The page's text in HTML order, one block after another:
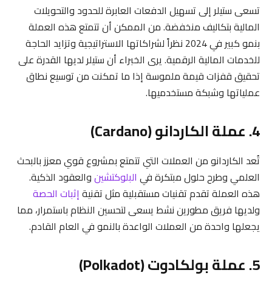
تسعى ستيلر إلى تسهيل الدفعات العابرة للحدود والتحويلات
المالية بتكاليف منخفضة. من الممكن أن تتمتع هذه العملة
بنمو كبير في 2024 نظراً لشراكاتها الاستراتيجية وتزايد الحاجة
للخدمات المالية الرقمية. يرى الخبراء أن ستيلر لديها القدرة على
تحقيق قفزات قيمة ملموسة إذا ما تمكنت من توسيع نطاق
عملياتها وشبكة مستخدميها.
4. عملة الكاردانو (Cardano)
تُعد الكاردانو من العملات التي تتمتع بمشروع قوي معزز بالبحث
العلمي وطرح حلول مبتكرة في البلوكتشينوالعقود الذكية.
هذه العملة تقدم تقنيات مستقبلية مثل تقنيةإثبات الحصة
ولديها فريق مطورين نشط يسعى لتحسين النظام باستمرار، مما
يجعلها واحدة من العملات الواعدة بالنمو في العام القادم.
5. عملة بولكادوت (Polkadot)